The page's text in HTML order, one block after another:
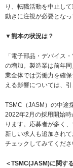
り、転職活動を中止し
動きに注視が必要となっ
▼熊本の状況は？
「電子部品・デバイス
の増加。製造業は前年
業全体では労働力を確
える影響については、
TSMC（JASM）の中途
2022年2月の採用開始
ります。応募者が多く
新しい求人も追加され
チェックしてみてくださ
＜TSMC(JASM)に関す